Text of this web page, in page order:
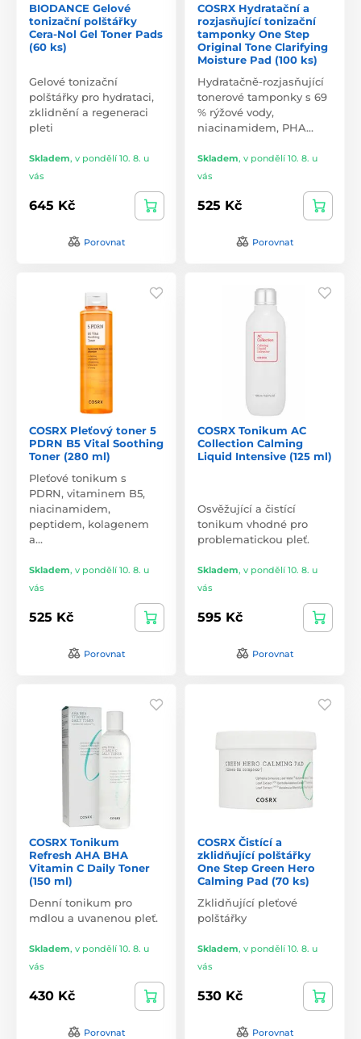
BIODANCE Gelové
tonizační polštářky
Cera-Nol Gel Toner Pads
(60 ks)
Gelové tonizační
polštářky pro hydrataci,
zklidnění a regeneraci
pleti
Skladem, v pondělí 10. 8. u
vás
645 Kč
Porovnat
COSRX Hydratační a
rozjasňující tonizační
tamponky One Step
Original Tone Clarifying
Moisture Pad (100 ks)
Hydratačně-rozjasňující
tonerové tamponky s 69
% rýžové vody,
niacinamidem, PHA…
Skladem, v pondělí 10. 8. u
vás
525 Kč
Porovnat
COSRX Pleťový toner 5
PDRN B5 Vital Soothing
Toner (280 ml)
Pleťové tonikum s
PDRN, vitaminem B5,
niacinamidem,
peptidem, kolagenem
a…
Skladem, v pondělí 10. 8. u
vás
525 Kč
Porovnat
COSRX Tonikum AC
Collection Calming
Liquid Intensive (125 ml)
Osvěžující a čistící
tonikum vhodné pro
problematickou pleť.
Skladem, v pondělí 10. 8. u
vás
595 Kč
Porovnat
COSRX Tonikum
Refresh AHA BHA
Vitamin C Daily Toner
(150 ml)
Denní tonikum pro
mdlou a uvanenou pleť.
Skladem, v pondělí 10. 8. u
vás
430 Kč
Porovnat
COSRX Čistící a
zklidňující polštářky
One Step Green Hero
Calming Pad (70 ks)
Zklidňující pleťové
polštářky
Skladem, v pondělí 10. 8. u
vás
530 Kč
Porovnat